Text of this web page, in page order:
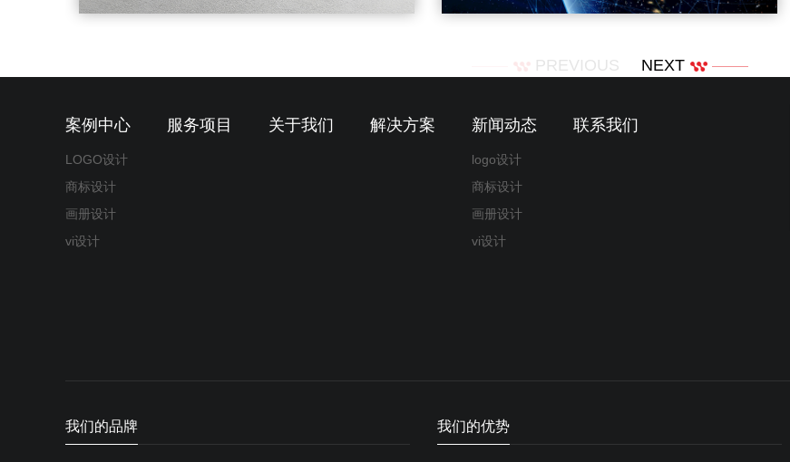
PREVIOUS NEXT
案例中心
LOGO设计
商标设计
画册设计
vi设计
服务项目 关于我们 解决方案 新闻动态
logo设计
商标设计
画册设计
vi设计
联系我们
我们的品牌 我们的优势